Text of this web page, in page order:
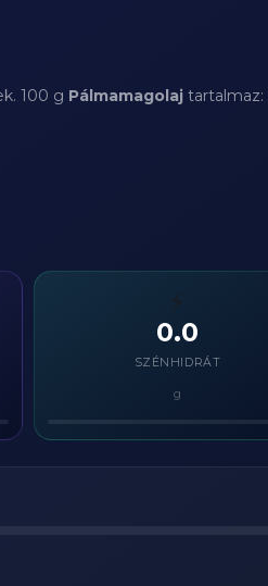
100 g Pálmamagolaj tartalmaz:
⚡
0.0
SZÉNHIDRÁT
g